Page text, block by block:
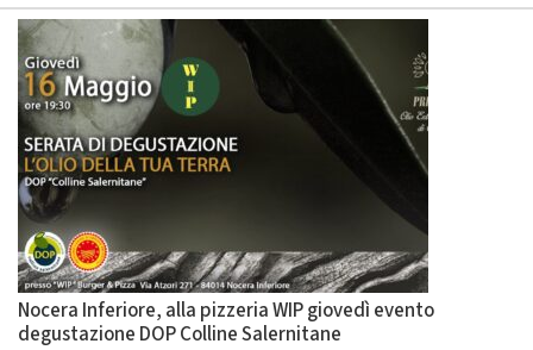
Nocera Inferiore, alla pizzeria WIP giovedì evento
degustazione DOP Colline Salernitane